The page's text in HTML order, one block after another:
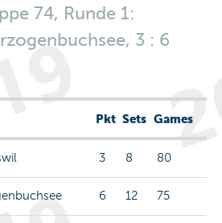
74, Runde 1:
3 : 6
Pkt Sets Games
3 8 80
6 12 75